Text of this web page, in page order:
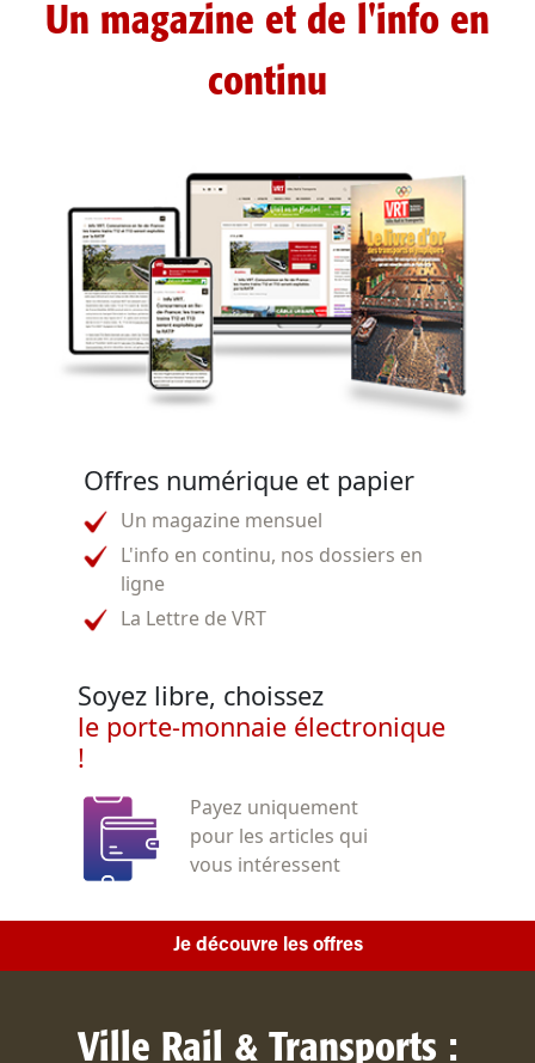
Un magazine et de l'info en
continu
Offres numérique et papier
Un magazine mensuel
L'info en continu, nos dossiers en
ligne
La Lettre de VRT
Soyez libre, choissez
le porte-monnaie électronique
!
Payez uniquement
pour les articles qui
vous intéressent
Je découvre les offres
Ville Rail & Transports :